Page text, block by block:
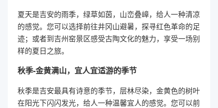
夏天是吉安的雨季，绿草如茵，山峦叠嶂，给人一种清凉
的感觉。您可以选择前往井冈山避暑，探寻红色革命的足
迹；或者到吉州窑景区感受古陶文化的魅力，享受一场别
样的夏日之旅。
秋季-金黄满山，宜人宜适游的季节
秋季是吉安最具有诗意的季节，层林尽染，金黄色的树叶
在阳光下闪闪发光，给人一种温馨宜人的感觉。您可以前